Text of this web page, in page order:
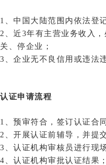
1、中国大陆范围内依法登
2、近3年有主营业务收入
关、停企业；
3、企业无不良信用或违法
认证申请流程
1、预审符合，签订认证合
2、开展认证前辅导，并提
3、认证机构审核员进行现
4、认证机构审批认证结果；